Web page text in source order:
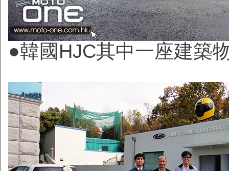
●韓國HJC其中一座建築